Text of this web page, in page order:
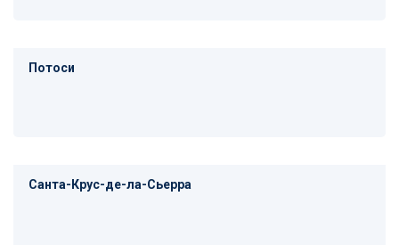
Потоси
Санта-Крус-де-ла-Сьерра